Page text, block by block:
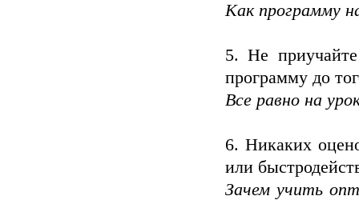
Как программу
5. Не
программу до
Все равно на
6. Никаких
или
Зачем учить